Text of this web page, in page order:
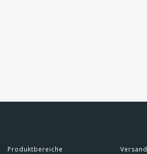
Produktbereiche Versand